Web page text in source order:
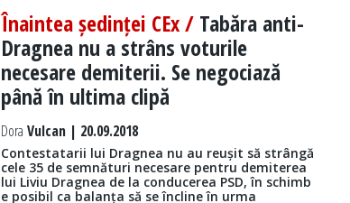
Înaintea ședinței CEx / Tabăra anti-
Dragnea nu a strâns voturile
necesare demiterii. Se negociază
până în ultima clipă
Dora Vulcan | 20.09.2018
Contestatarii lui Dragnea nu au reușit să strângă
cele 35 de semnături necesare pentru demiterea
lui Liviu Dragnea de la conducerea PSD, în schimb
e posibil ca balanța să se încline în urma